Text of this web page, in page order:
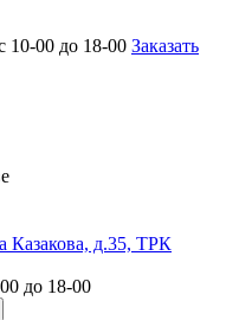
10-00 до 18-00 Заказать
Казакова, д.35, ТРК
до 18-00